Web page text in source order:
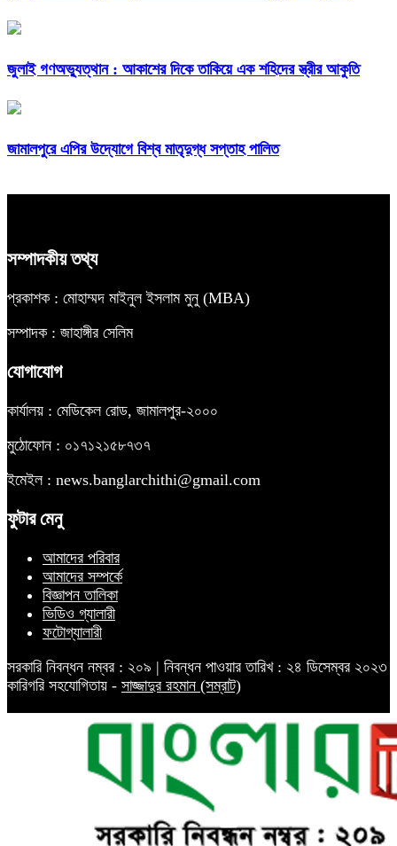
জুলাই গণঅভ্যুত্থান : আকাশের দিকে তাকিয়ে এক শহিদের স্ত্রীর আকুতি
জামালপুরে এপির উদ্যোগে বিশ্ব মাতৃদুগ্ধ সপ্তাহ পালিত
সম্পাদকীয় তথ্য
প্রকাশক : মোহাম্মদ মাইনুল ইসলাম মুনু (MBA)
সম্পাদক : জাহাঙ্গীর সেলিম
যোগাযোগ
কার্যালয় : মেডিকেল রোড, জামালপুর-২০০০
মুঠোফোন : ০১৭১২১৫৮৭৩৭
ইমেইল : news.banglarchithi@gmail.com
ফুটার মেনু
আমাদের পরিবার
আমাদের সম্পর্কে
বিজ্ঞাপন তালিকা
ভিডিও গ্যালারী
ফটোগ্যালারী
সরকারি নিবন্ধন নম্বর : ২০৯ | নিবন্ধন পাওয়ার তারিখ : ২৪ ডিসেম্বর ২০২৩
কারিগরি সহযোগিতায় - সাজ্জাদুর রহমান (সম্রাট)